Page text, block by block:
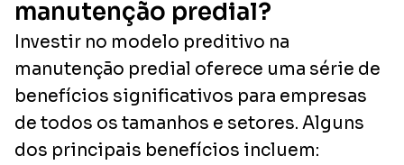
manutenção predial?
Investir no modelo preditivo na
manutenção predial oferece uma série de
benefícios significativos para empresas
de todos os tamanhos e setores. Alguns
dos principais benefícios incluem: